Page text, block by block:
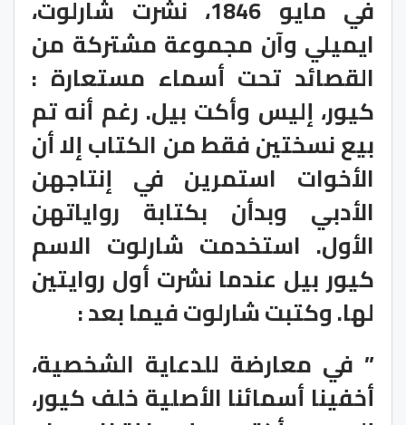
في مايو 1846، نشرت شارلوت،
ايميلي وآن مجموعة مشتركة من
القصائد تحت أسماء مستعارة :
كيور، إليس وأكت بيل. رغم أنه تم
بيع نسختين فقط من الكتاب إلا أن
الأخوات استمرين في إنتاجهن
الأدبي وبدأن بكتابة رواياتهن
الأول. استخدمت شارلوت الاسم
كيور بيل عندما نشرت أول روايتين
لها. وكتبت شارلوت فيما بعد :
” في معارضة للدعاية الشخصية،
أخفينا أسمائنا الأصلية خلف كيور،